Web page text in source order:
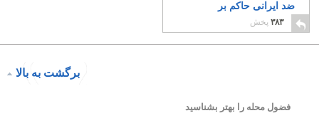
ضد ایرانی حاکم بر
کشورمان
۳۸۳ پخش
برگشت به بالا
فضول محله را بهتر بشناسید